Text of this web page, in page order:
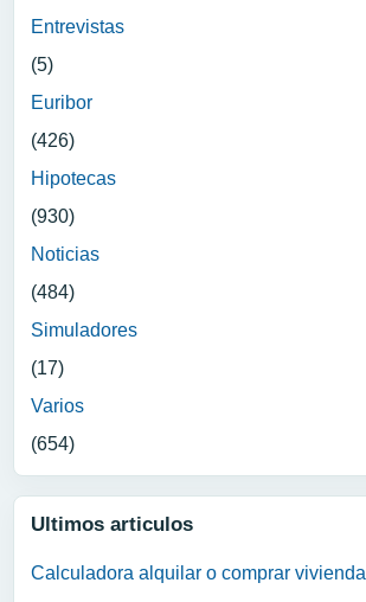
Entrevistas
(5)
Euribor
(426)
Hipotecas
(930)
Noticias
(484)
Simuladores
(17)
Varios
(654)
Ultimos articulos
Calculadora alquilar o comprar vivienda